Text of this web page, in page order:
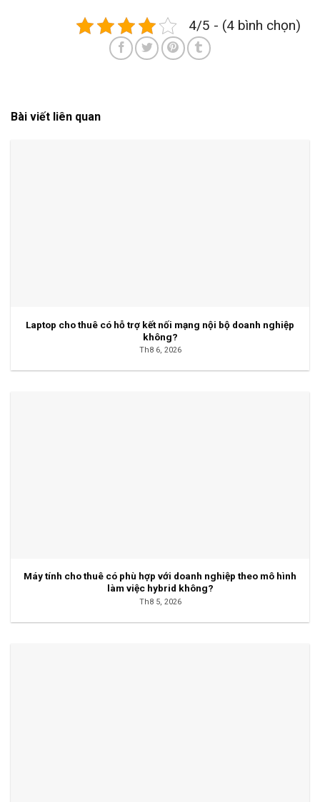
4/5 - (4 bình chọn)
Bài viết liên quan
Laptop cho thuê có hỗ trợ kết nối mạng nội bộ doanh nghiệp
không?
Th8 6, 2026
Máy tính cho thuê có phù hợp với doanh nghiệp theo mô hình
làm việc hybrid không?
Th8 5, 2026